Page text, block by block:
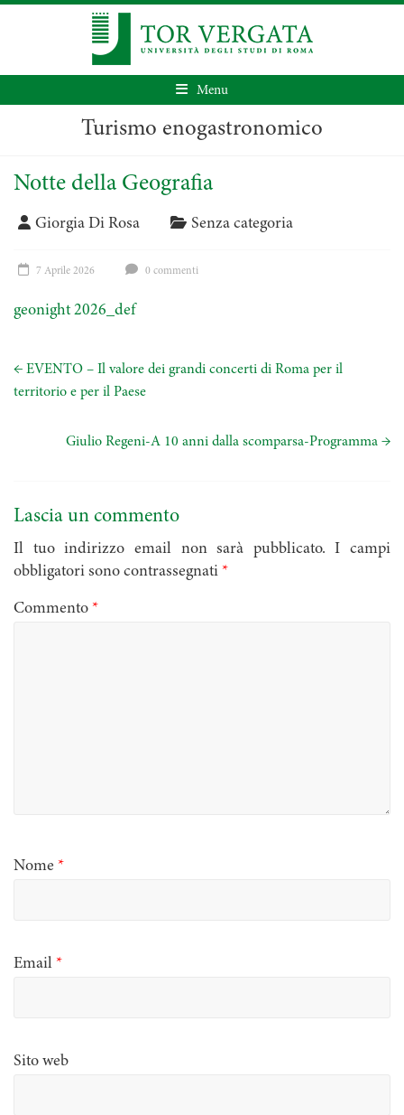
Menu
Turismo enogastronomico
Notte della Geografia
Giorgia Di Rosa Senza categoria
7 Aprile 2026 0 commenti
geonight 2026_def
← EVENTO – Il valore dei grandi concerti di Roma per il
territorio e per il Paese
Giulio Regeni-A 10 anni dalla scomparsa-Programma →
Lascia un commento
Il tuo indirizzo email non sarà pubblicato.
I campi
obbligatori sono contrassegnati *
Commento *
Nome *
Email *
Sito web